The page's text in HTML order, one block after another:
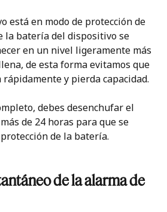
está en modo de protección de
la batería del dispositivo se
en un nivel ligeramente más
de esta forma evitamos que
y pierda capacidad.
debes desenchufar el
de 24 horas para que se
de la batería.
de la alarma de